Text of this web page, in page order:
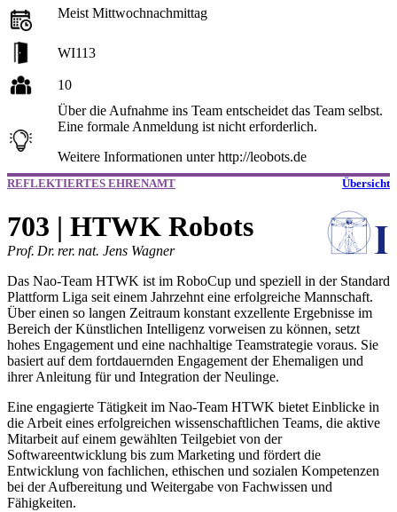
Meist Mittwochnachmittag
WI113
10
Über die Aufnahme ins Team entscheidet das Team selbst.
Eine formale Anmeldung ist nicht erforderlich.
Weitere Informationen unter http://leobots.de
REFLEKTIERTES EHRENAMT Übersicht
703 | HTWK Robots
Prof. Dr. rer. nat. Jens Wagner
Das Nao-Team HTWK ist im RoboCup und speziell in der Standard
Plattform Liga seit einem Jahrzehnt eine erfolgreiche Mannschaft.
Über einen so langen Zeitraum konstant exzellente Ergebnisse im
Bereich der Künstlichen Intelligenz vorweisen zu können, setzt
hohes Engagement und eine nachhaltige Teamstrategie voraus. Sie
basiert auf dem fortdauernden Engagement der Ehemaligen und
ihrer Anleitung für und Integration der Neulinge.
Eine engagierte Tätigkeit im Nao-Team HTWK bietet Einblicke in
die Arbeit eines erfolgreichen wissenschaftlichen Teams, die aktive
Mitarbeit auf einem gewählten Teilgebiet von der
Softwareentwicklung bis zum Marketing und fördert die
Entwicklung von fachlichen, ethischen und sozialen Kompetenzen
bei der Aufbereitung und Weitergabe von Fachwissen und
Fähigkeiten.